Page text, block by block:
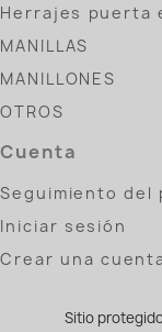
Herrajes puerta
MANILLAS
MANILLONES
OTROS
Cuenta
Seguimiento del
Iniciar sesión
Crear una
Sitio